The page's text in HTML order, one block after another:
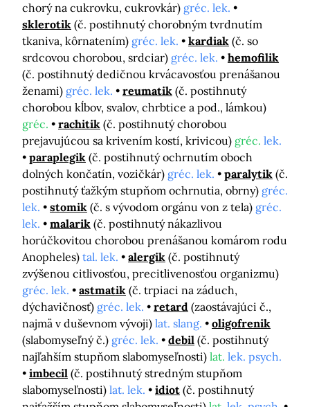
chorý na cukrovku, cukrovkár) gréc. lek.
sklerotik (č. postihnutý chorobným tvrdnutím
tkaniva, kôrnatením) gréc. lek. kardiak (č. so
srdcovou chorobou, srdciar) gréc. lek.
hemofilik
(č. postihnutý dedičnou krvácavosťou prenášanou
ženami) gréc. lek. reumatik (č. postihnutý
chorobou kĺbov, svalov, chrbtice a pod., lámkou)
gréc.
rachitik (č. postihnutý chorobou
prejavujúcou sa krivením kostí, krivicou) gréc. lek.
paraplegik (č. postihnutý ochrnutím oboch
dolných končatín, vozičkár) gréc. lek. paralytik (č.
postihnutý ťažkým stupňom ochrnutia, obrny) gréc.
lek.
stomik (č. s vývodom orgánu von z tela) gréc.
lek.
malarik (č. postihnutý nákazlivou
horúčkovitou chorobou prenášanou komárom rodu
Anopheles) tal. lek. alergik (č. postihnutý
zvýšenou citlivosťou, precitlivenosťou organizmu)
gréc. lek.
astmatik (č. trpiaci na záduch,
dýchavičnosť) gréc. lek. retard (zaostávajúci č.,
najmä v duševnom vývoji) lat. slang.
oligofrenik
(slabomyseľný č.) gréc. lek. debil (č. postihnutý
najľahším stupňom slabomyseľnosti) lat. lek. psych.
imbecil (č. postihnutý stredným stupňom
slabomyseľnosti) lat. lek. idiot (č. postihnutý